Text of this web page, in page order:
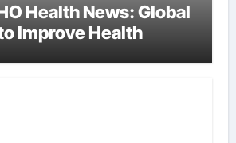
Health News: Global
Improve Health